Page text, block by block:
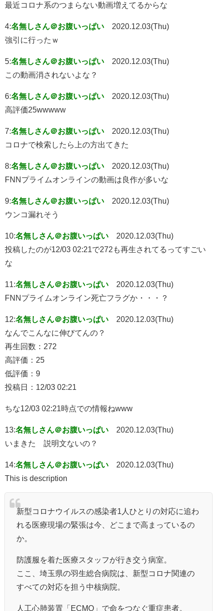
最近コロナ系のつまらない動画増えてるからな
4:名無しさん＠お腹いっぱい
2020.12.03(Thu)
強引に行ったｗ
5:名無しさん＠お腹いっぱい
2020.12.03(Thu)
この動画消されないよな？
6:名無しさん＠お腹いっぱい
2020.12.03(Thu)
高評価25wwwww
7:名無しさん＠お腹いっぱい
2020.12.03(Thu)
コロナで検索したら上の方出てきた
8:名無しさん＠お腹いっぱい
2020.12.03(Thu)
FNNプライムオンラインの動画は良作が多いな
9:名無しさん＠お腹いっぱい
2020.12.03(Thu)
ウンコ漏れそう
10:名無しさん＠お腹いっぱい
2020.12.03(Thu)
投稿したのが12/03 02:21で272も再生されてるってすごい
な
11:名無しさん＠お腹いっぱい
2020.12.03(Thu)
FNNプライムオンライン死亡フラグか・・・？
12:名無しさん＠お腹いっぱい
2020.12.03(Thu)
なんでこんなに伸びてんの？
再生回数：272
高評価：25
低評価：9
投稿日：12/03 02:21
ちな12/03 02:21時点での情報ねwww
13:名無しさん＠お腹いっぱい
2020.12.03(Thu)
いまきた 説明文ないの？
14:名無しさん＠お腹いっぱい
2020.12.03(Thu)
This is description
新型コロナウイルスの感染者1人ひとりの対応に追わ
れる医療現場の緊張は今、どこまで高まっているの
か。
防護服を着た医療スタッフが行き交う病室。
ここ、埼玉県の羽生総合病院は、新型コロナ関連の
すべての対応を担う中核病院。
人工心肺装置「ECMO」で命をつなぐ重症患者。